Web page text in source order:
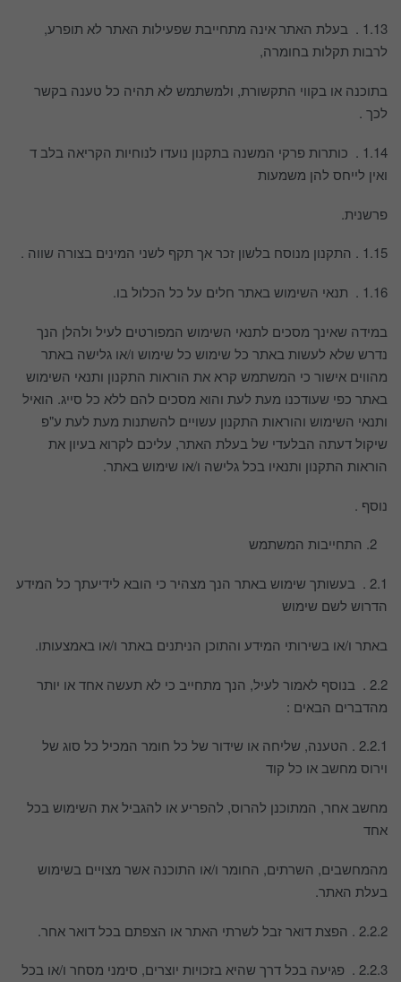
1.13 . בעלת האתר אינה מתחייבת שפעילות האתר לא תופרע,
לרבות תקלות בחומרה,
בתוכנה או בקווי התקשורת, ולמשתמש לא תהיה כל טענה בקשר
לכך .
1.14 . כותרות פרקי המשנה בתקנון נועדו לנוחיות הקריאה בלב ד
ואין לייחס להן משמעות
פרשנית.
1.15 . התקנון מנוסח בלשון זכר אך תקף לשני המינים בצורה שווה .
1.16 . תנאי השימוש באתר חלים על כל הכלול בו.
במידה שאינך מסכים לתנאי השימוש המפורטים לעיל ולהלן הנך
נדרש שלא לעשות באתר כל שימוש כל שימוש ו/או גלישה באתר
מהווים אישור כי המשתמש קרא את הוראות התקנון ותנאי השימוש
באתר כפי שעודכנו מעת לעת והוא מסכים להם ללא כל סייג. הואיל
ותנאי השימוש והוראות התקנון עשויים להשתנות מעת לעת ע"פ
שיקול דעתה הבלעדי של בעלת האתר, עליכם לקרוא בעיון את
הוראות התקנון ותנאיו בכל גלישה ו/או שימוש באתר.
נוסף .
התחייבות המשתמש
2.1 . בעשותך שימוש באתר הנך מצהיר כי הובא לידיעתך כל המידע
הדרוש לשם שימוש
באתר ו/או בשירותי המידע והתוכן הניתנים באתר ו/או באמצעותו.
2.2 . בנוסף לאמור לעיל, הנך מתחייב כי לא תעשה אחד או יותר
מהדברים הבאים :
2.2.1 . הטענה, שליחה או שידור של כל חומר המכיל כל סוג של
וירוס מחשב או כל קוד
מחשב אחר, המתוכנן להרוס, להפריע או להגביל את השימוש בכל
אחד
מהמחשבים, השרתים, החומר ו/או התוכנה אשר מצויים בשימוש
בעלת האתר.
2.2.2 . הפצת דואר זבל לשרתי האתר או הצפתם בכל דואר אחר.
2.2.3 . פגיעה בכל דרך שהיא בזכויות יוצרים, סימני מסחר ו/או בכל